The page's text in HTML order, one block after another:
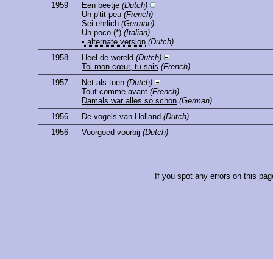
1959
Een beetje (Dutch)
Un p'tit peu (French)
Sei ehrlich (German)
Un poco (*) (Italian)
• alternate version (Dutch)
1958
Heel de wereld (Dutch)
Toi mon cœur, tu sais (French)
1957
Net als toen (Dutch)
Tout comme avant (French)
Damals war alles so schön (German)
1956
De vogels van Holland (Dutch)
1956
Voorgoed voorbij (Dutch)
If you spot any errors on this